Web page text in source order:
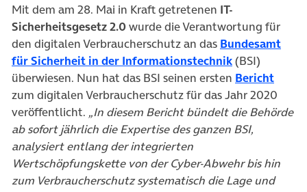
Mit dem am 28. Mai in Kraft getretenen IT-
Sicherheitsgesetz 2.0wurde die Verantwortung für
den digitalen Verbraucherschutz an das Bundesamt
für Sicherheit in der Informationstechnik(öffnet in
(BSI)
überwiesen. Nun hat das BSI seinen ersten Bericht
zum digitalen Verbraucherschutz für das Jahr 2020
veröffentlicht. „In diesem Bericht bündelt die Behörde
ab sofort jährlich die Expertise des ganzen BSI,
analysiert entlang der integrierten
Wertschöpfungskette von der Cyber-Abwehr bis hin
zum Verbraucherschutz systematisch die Lage und